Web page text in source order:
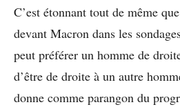
C’est étonnant tout de même
devant Macron dans les
peut préférer un homme de
d’être de droite à un autre
donne comme parangon du